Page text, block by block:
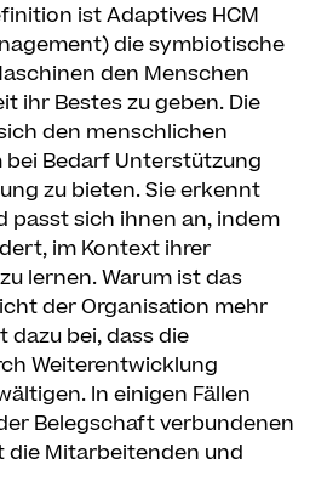
ist Adaptives HCM
die symbiotische
den Menschen
ihr Bestes zu geben. Die
den menschlichen
bei Bedarf Unterstützung
zu bieten. Sie erkennt
passt sich ihnen an, indem
im Kontext ihrer
lernen. Warum ist das
der Organisation mehr
dazu bei, dass die
Weiterentwicklung
In einigen Fällen
Belegschaft verbundenen
die Mitarbeitenden und